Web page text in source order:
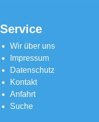
Service
Wir über uns
Impressum
Datenschutz
Kontakt
Anfahrt
Suche